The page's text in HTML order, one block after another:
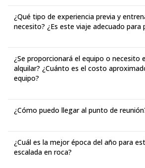
avisas, te esperaré 15 minutos
con anticipación.
Si necesitas más detalles, por favor
¿Qué tipo de experiencia previa y
necesito? ¿Es este viaje adecuado para
¿Se proporcionará el equipo o necesito
alquilar? ¿Cuánto es el costo
equipo?
¿Cómo puedo llegar al punto de
¿Cuál es la mejor época del año para
escalada en roca?